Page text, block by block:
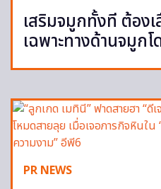
เสริมจมูกทั้งที ต้อง
เฉพาะทางด้านจมูก
PR NEWS